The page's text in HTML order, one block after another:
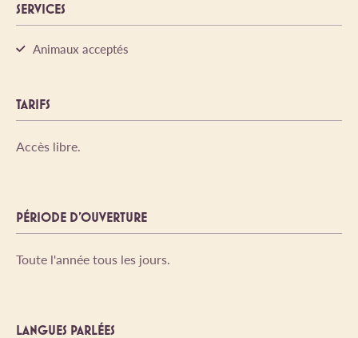
SERVICES
Animaux acceptés
TARIFS
Accès libre.
PÉRIODE D'OUVERTURE
Toute l'année tous les jours.
LANGUES PARLÉES